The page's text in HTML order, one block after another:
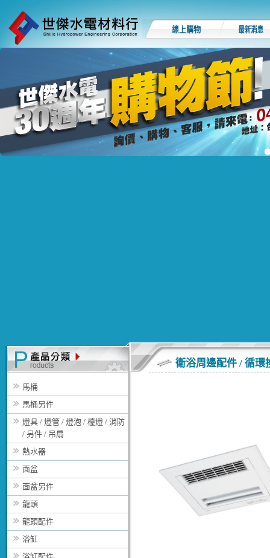
馬桶
馬桶另件
燈具 / 燈管 / 燈泡 / 檯燈 / 消防
/ 另件 / 吊扇
熱水器
面盆
面盆另件
龍頭
龍頭配件
浴缸
衛浴周邊配件 / 循環